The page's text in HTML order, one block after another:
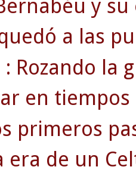
y
a las
Rozando la
en
primeros
era de un